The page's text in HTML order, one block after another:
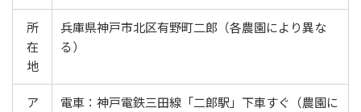
所
在
地
兵庫県神戸市北区有野町二郎（各農園により異な
る）
ア
電車：神戸電鉄三田線「二郎駅」下車すぐ（農園に